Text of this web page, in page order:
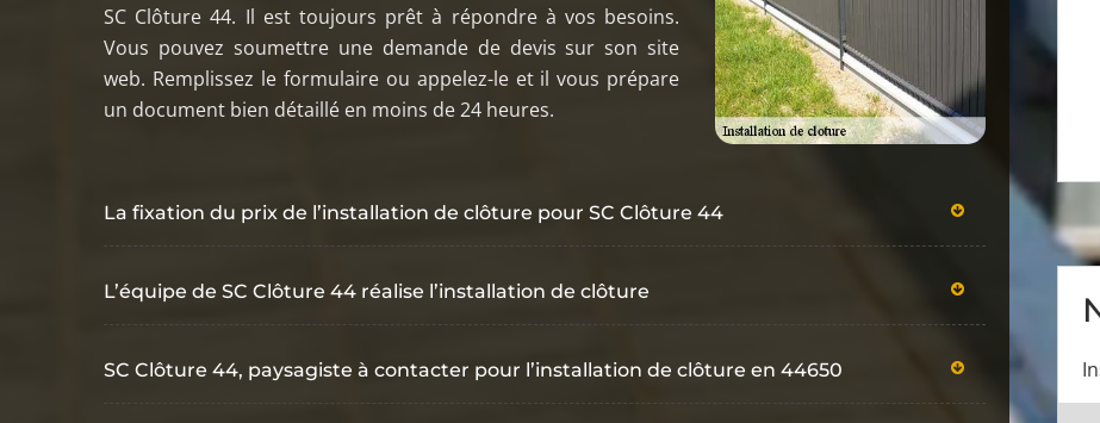
SC Clôture 44. Il est toujours prêt à répondre à vos besoins.
Vous pouvez soumettre une demande de devis sur son site
web. Remplissez le formulaire ou appelez-le et il vous prépare
un document bien détaillé en moins de 24 heures.
La fixation du prix de l’installation de clôture pour SC Clôture 44
L’équipe de SC Clôture 44 réalise l’installation de clôture
SC Clôture 44, paysagiste à contacter pour l’installation de clôture en 44650